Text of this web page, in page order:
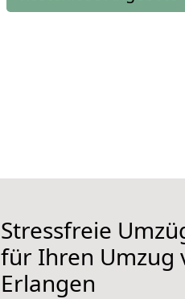
Stressfreie
für Ihren Umzug
Erlangen